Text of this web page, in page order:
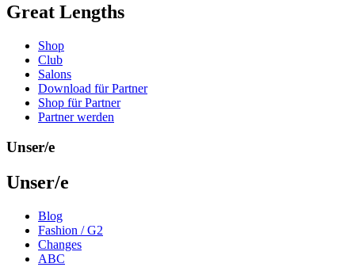
Great Lengths
Shop
Club
Salons
Download für Partner
Shop für Partner
Partner werden
Unser/e
Unser/e
Blog
Fashion / G2
Changes
ABC